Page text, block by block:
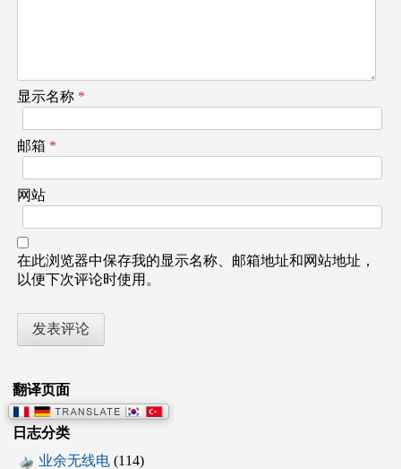
显示名称 *
邮箱 *
网站
在此浏览器中保存我的显示名称、邮箱地址和网站地址，
以便下次评论时使用。
翻译页面
日志分类
业余无线电(114)